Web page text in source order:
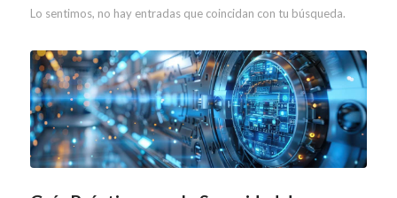
Lo sentimos, no hay entradas que coincidan con tu búsqueda.